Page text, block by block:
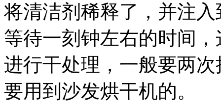
将清洁剂稀释了，并注
等待一刻钟左右的时间
进行干处理，一般要两
要用到沙发烘干机的。